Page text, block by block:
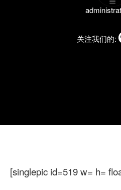
关注我们的:
[singlepic id=519 w= h=